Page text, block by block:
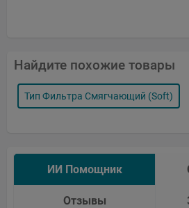
Найдите похожие товары
Тип Фильтра Смягчающий (soft)
ИИ Помощник
Отзывы